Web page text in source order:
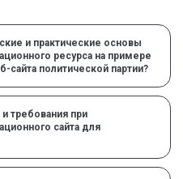
и практические основы
ресурса на примере
сайта политической партии?
требования при
сайта для